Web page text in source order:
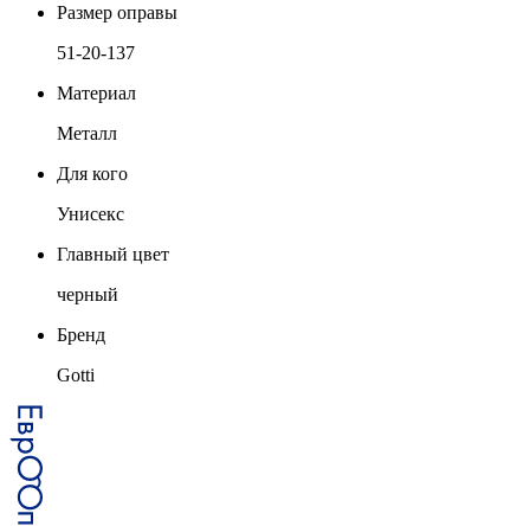
Размер оправы
51-20-137
Материал
Металл
Для кого
Унисекс
Главный цвет
черный
Бренд
Gotti